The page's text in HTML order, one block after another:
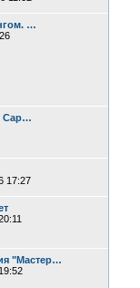
…
Сар…
17:27
"Мастер…